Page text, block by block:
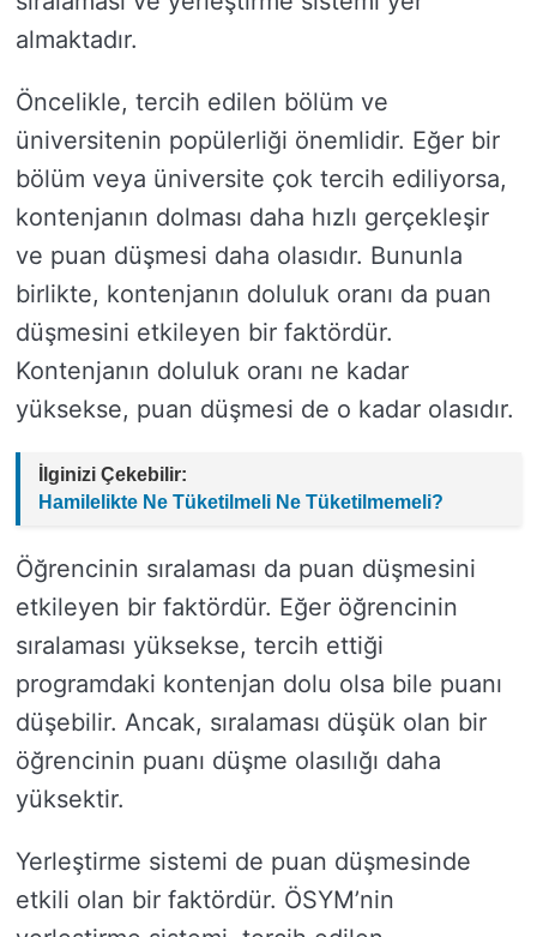
almaktadır.
Öncelikle, tercih edilen bölüm ve
üniversitenin popülerliği önemlidir. Eğer bir
bölüm veya üniversite çok tercih ediliyorsa,
kontenjanın dolması daha hızlı gerçekleşir
ve puan düşmesi daha olasıdır. Bununla
birlikte, kontenjanın doluluk oranı da puan
düşmesini etkileyen bir faktördür.
Kontenjanın doluluk oranı ne kadar
yüksekse, puan düşmesi de o kadar olasıdır.
İlginizi Çekebilir:
Hamilelikte Ne Tüketilmeli Ne Tüketilmemeli?
Öğrencinin sıralaması da puan düşmesini
etkileyen bir faktördür. Eğer öğrencinin
sıralaması yüksekse, tercih ettiği
programdaki kontenjan dolu olsa bile puanı
düşebilir. Ancak, sıralaması düşük olan bir
öğrencinin puanı düşme olasılığı daha
yüksektir.
Yerleştirme sistemi de puan düşmesinde
etkili olan bir faktördür. ÖSYM’nin